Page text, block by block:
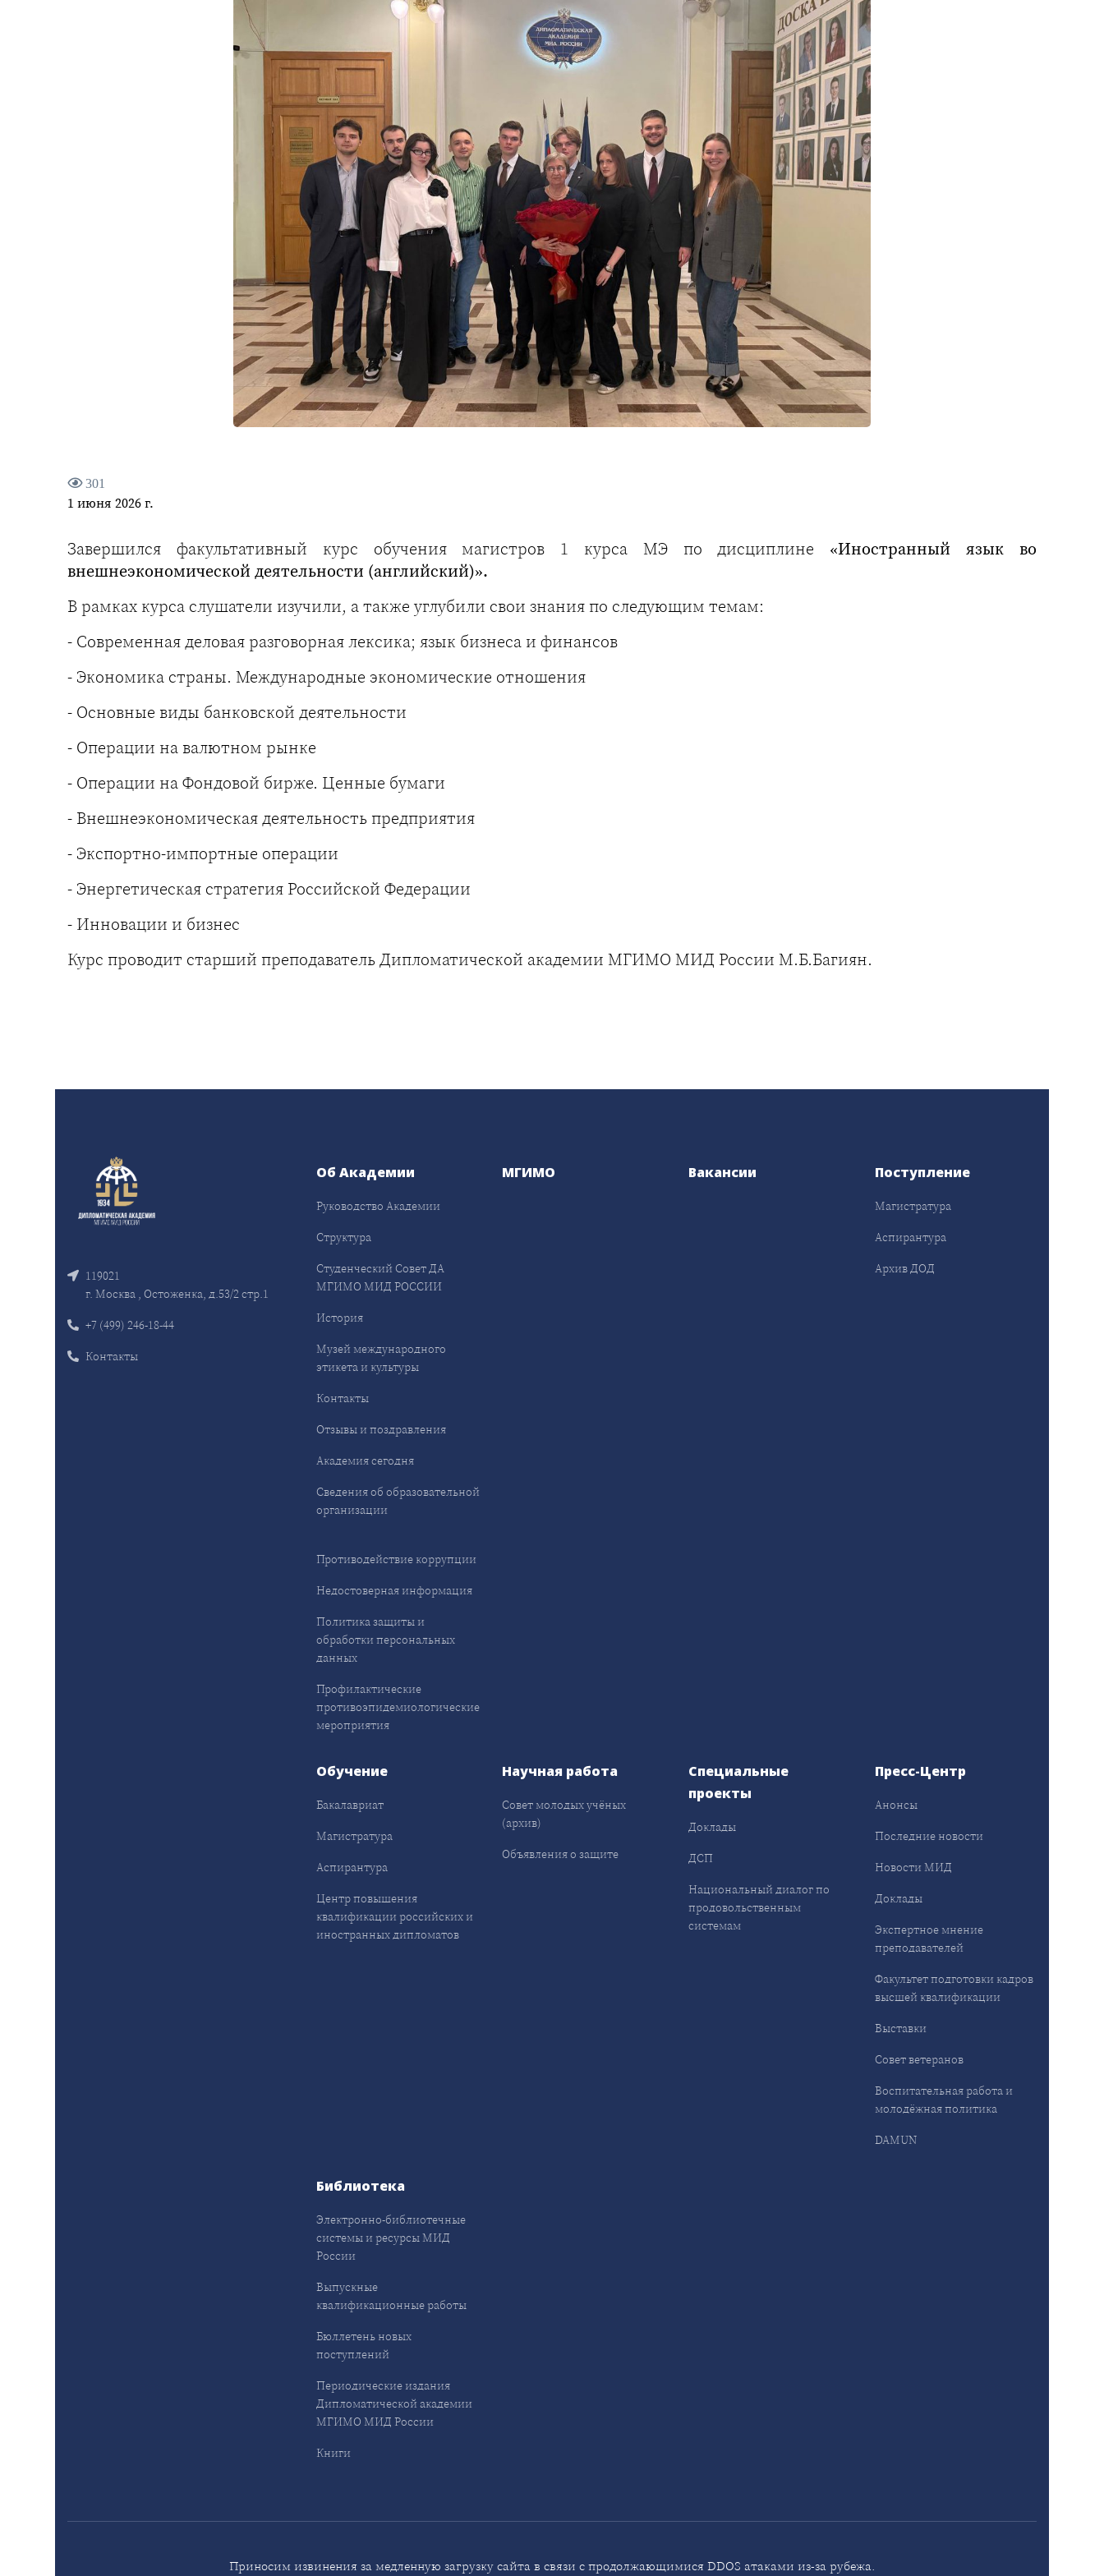
301
1 июня 2026 г.
Завершился факультативный курс обучения магистров 1 курса МЭ по дисциплине «Иностранный язык во
внешнеэкономической деятельности (английский)».
В рамках курса слушатели изучили, а также углубили свои знания по следующим темам:
- Современная деловая разговорная лексика; язык бизнеса и финансов
- Экономика страны. Международные экономические отношения
- Основные виды банковской деятельности
- Операции на валютном рынке
- Операции на Фондовой бирже. Ценные бумаги
- Внешнеэкономическая деятельность предприятия
- Экспортно-импортные операции
- Энергетическая стратегия Российской Федерации
- Инновации и бизнес
Курс проводит старший преподаватель Дипломатической академии МГИМО МИД России М.Б.Багиян.
119021
г. Москва , Остоженка, д.53/2 стр.1
+7 (499) 246-18-44
Контакты
Об Академии
Руководство Академии
Структура
Студенческий Совет ДА
МГИМО МИД РОССИИ
История
Музей международного
этикета и культуры
Контакты
Отзывы и поздравления
Академия сегодня
Сведения об образовательной
организации
Противодействие коррупции
Недостоверная информация
Политика защиты и
обработки персональных
данных
Профилактические
противоэпидемиологические
мероприятия
МГИМО Вакансии Поступление
Магистратура
Аспирантура
Архив ДОД
Обучение
Бакалавриат
Магистратура
Аспирантура
Центр повышения
квалификации российских и
иностранных дипломатов
Научная работа
Совет молодых учёных
(архив)
Объявления о защите
Специальные
проекты
Доклады
ДСП
Национальный диалог по
продовольственным
системам
Пресс-Центр
Анонсы
Последние новости
Новости МИД
Доклады
Экспертное мнение
преподавателей
Факультет подготовки кадров
высшей квалификации
Выставки
Совет ветеранов
Воспитательная работа и
молодёжная политика
DAMUN
Библиотека
Электронно-библиотечные
системы и ресурсы МИД
России
Выпускные
квалификационные работы
Бюллетень новых
поступлений
Периодические издания
Дипломатической академии
МГИМО МИД России
Книги
Приносим извинения за медленную загрузку сайта в связи с продолжающимися DDOS атаками из-за рубежа.